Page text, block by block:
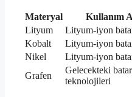
Materyal
Kullanım
Lityum
Lityum-iyon
Kobalt
Lityum-iyon
Nikel
Lityum-iyon
Grafen
Gelecekteki
teknolojileri